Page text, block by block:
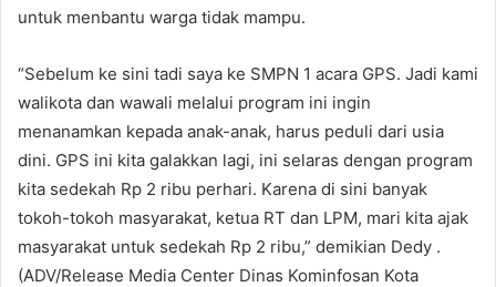
untuk menbantu warga tidak mampu.
“Sebelum ke sini tadi saya ke SMPN 1 acara GPS. Jadi kami
walikota dan wawali melalui program ini ingin
menanamkan kepada anak-anak, harus peduli dari usia
dini. GPS ini kita galakkan lagi, ini selaras dengan program
kita sedekah Rp 2 ribu perhari. Karena di sini banyak
tokoh-tokoh masyarakat, ketua RT dan LPM, mari kita ajak
masyarakat untuk sedekah Rp 2 ribu,” demikian Dedy .
(ADV/Release Media Center Dinas Kominfosan Kota